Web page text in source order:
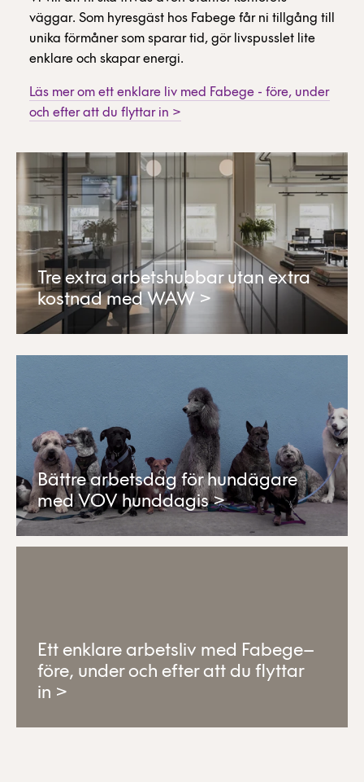
väggar. Som hyresgäst hos Fabege får ni tillgång till
unika förmåner som sparar tid, gör livspusslet lite
enklare och skapar energi.
Läs mer om ett enklare liv med Fabege - före, under
och efter att du flyttar in >
Tre extra arbetshubbar utan extra
kostnad med WAW >
Bättre arbetsdag för hundägare
med VOV hunddagis >
Ett enklare arbetsliv med Fabege–
före, under och efter att du flyttar
in >